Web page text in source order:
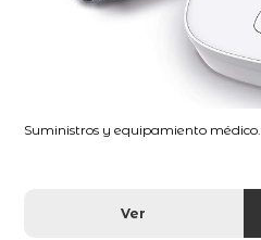
Suministros y equipamiento médico...
Ver